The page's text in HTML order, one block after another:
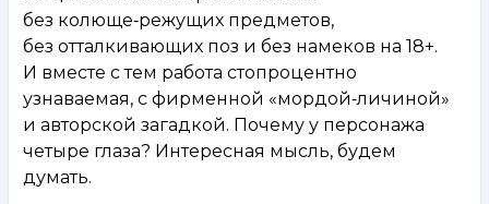
без колюще‑режущих предметов,
без отталкивающих поз и без намеков на 18+.
И вместе с тем работа стопроцентно
узнаваемая, с фирменной «мордой‑личиной»
и авторской загадкой. Почему у персонажа
четыре глаза? Интересная мысль, будем
думать.